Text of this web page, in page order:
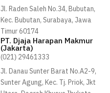
Jl. Raden Saleh No.34, Bubutan,
Kec. Bubutan, Surabaya, Jawa
Timur 60174
PT. Djaja Harapan Makmur
(Jakarta)
(021) 29461333
Jl. Danau Sunter Barat No.A2-9,
Sunter Agung, Kec. Tj. Priok, Jkt